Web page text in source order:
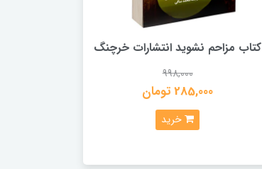
کتاب مزاحم نشوید انتشارات خرچنگ
998,000
285,000 تومان
خرید